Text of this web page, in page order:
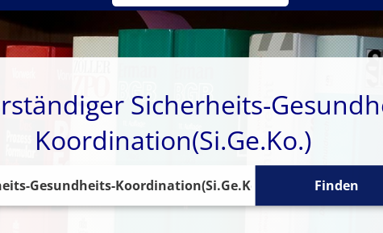
Sicherheits-
Koordination(Si.Ge.Ko.)
Finden